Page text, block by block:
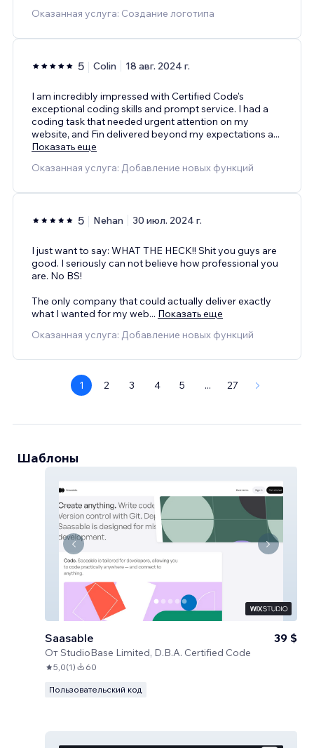
Оказанная услуга: Создание логотипа
5 Colin 18 авг. 2024 г.
I am incredibly impressed with Certified Code's
exceptional coding skills and prompt service. I had a
coding task that needed urgent attention on my
website, and Fin delivered beyond my expectations a...
Показать еще
Оказанная услуга: Добавление новых функций
5 Nehan 30 июл. 2024 г.
I just want to say: WHAT THE HECK!! Shit you guys are
good. I seriously can not believe how professional you
are. No BS!
The only company that could actually deliver exactly
what I wanted for my web... Показать еще
Оказанная услуга: Добавление новых функций
1 2 3 4 5 ... 27
Шаблоны
Saasable
ОтStudioBase Limited, D.B.A. Certified Code
39 $
5,0(1) 60
Пользовательский код